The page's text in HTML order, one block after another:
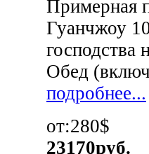
Примерная
Гуанчжоу
господства
Обед
подробнее...
от:280$
23170руб.